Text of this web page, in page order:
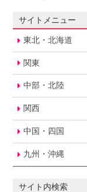
サイトメニュー
東北・北海道
関東
中部・北陸
関西
中国・四国
九州・沖縄
サイト内検索